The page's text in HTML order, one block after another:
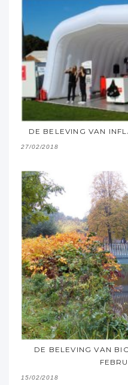
DE BELEVING VAN
27/02/2018
DE BELEVING VAN
15/02/2018